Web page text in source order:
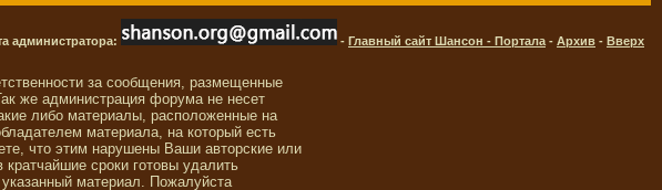
администратора: - Главный сайт Шансон - Портала - Архив - Вверх
за сообщения, размещенные
же администрация форума не несет
либо материалы, расположенные на
материала, на который есть
что этим нарушены Ваши авторские или
сроки готовы удалить
материал. Пожалуйста